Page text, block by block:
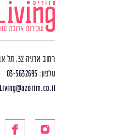
רחוב ארניה 32, תל אביב
טלפון: 03-5632695
Living@azorim.co.il